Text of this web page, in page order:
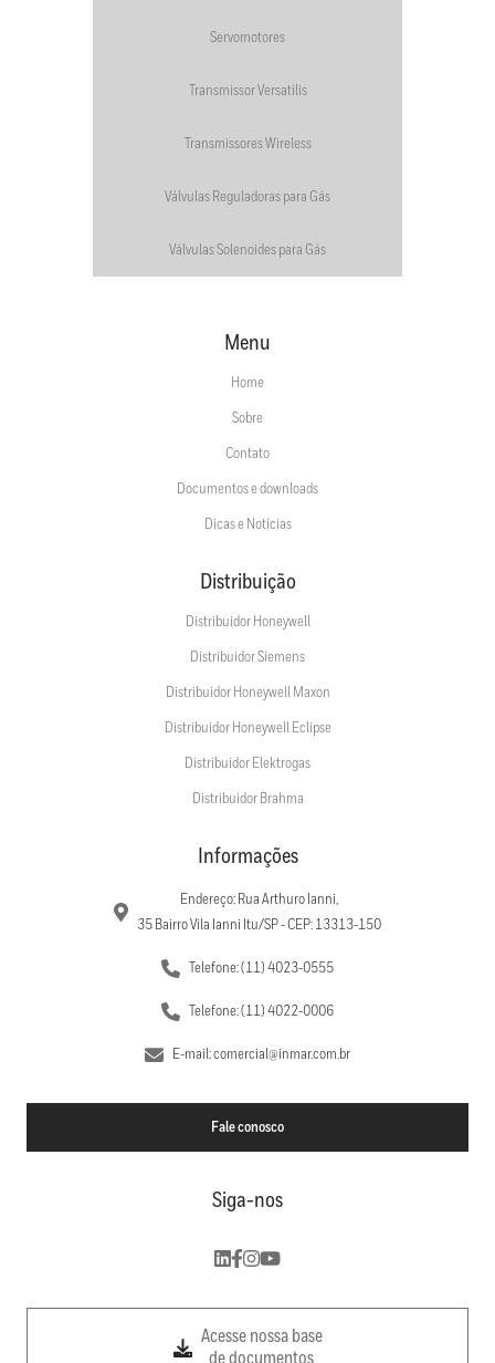
Servomotores
Transmissor Versatilis
Transmissores Wireless
Válvulas Reguladoras para Gás
Válvulas Solenoides para Gás
Menu
Home
Sobre
Contato
Documentos e downloads
Dicas e Notícias
Distribuição
Distribuidor Honeywell
Distribuidor Siemens
Distribuidor Honeywell Maxon
Distribuidor Honeywell Eclipse
Distribuidor Elektrogas
Distribuidor Brahma
Informações
Endereço: Rua Arthuro Ianni,
35 Bairro Vila Ianni Itu/SP - CEP: 13313-150
Telefone: (11) 4023-0555
Telefone: (11) 4022-0006
E-mail: comercial@inmar.com.br
Fale conosco
Siga-nos
Acesse nossa base
de documentos